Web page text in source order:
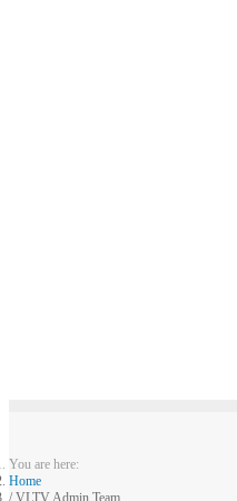
You are here:
Home
VLTV Admin Team